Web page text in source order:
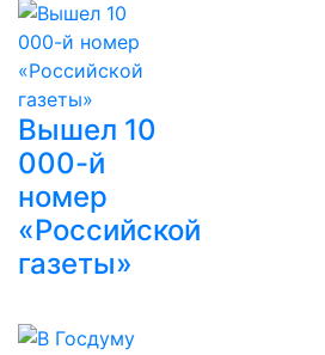
Вышел 10
000-й
номер
«Российской
газеты»